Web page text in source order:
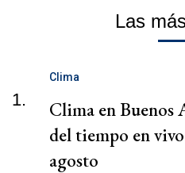
Las
1.
Clima
Clima en Buenos
del tiempo en
agosto